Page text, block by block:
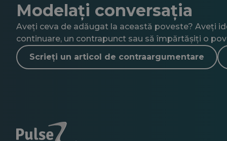
Modelați conversația
Aveți ceva de adăugat la această poveste? Aveți
continuare, un contrapunct sau să împărtășiți o
Scrieți un articol de contraargumentare